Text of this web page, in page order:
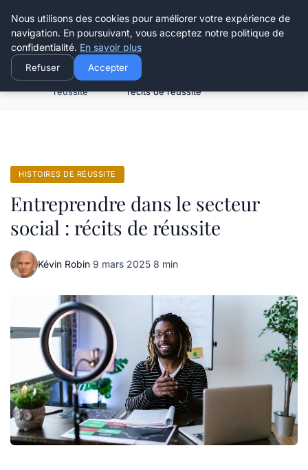
Henry Panky
Histoires de
réussite
Entreprendre dans le secteur social :
récits de réussite
HISTOIRES DE RÉUSSITE
Entreprendre dans le secteur
social : récits de réussite
Kévin Robin·9 mars 2025·8 min
Nous utilisons des cookies pour améliorer votre expérience de
navigation. En poursuivant, vous acceptez notre politique de
confidentialité. En savoir plus
Refuser Accepter